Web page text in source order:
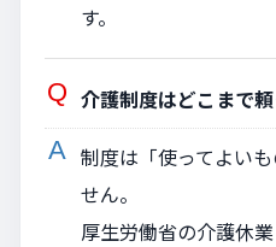
す。
介護制度はどこまで
制度は「使ってよい
せん。
厚生労働省の介護休